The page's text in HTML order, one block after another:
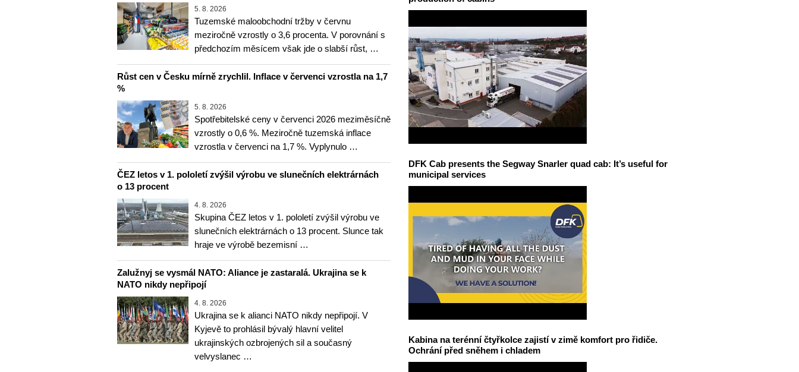
5. 8. 2026
Tuzemské maloobchodní tržby v červnu
meziročně vzrostly o 3,6 procenta. V porovnání s
předchozím měsícem však jde o slabší růst, …
Růst cen v Česku mírně zrychlil. Inflace v červenci vzrostla na 1,7
%
5. 8. 2026
Spotřebitelské ceny v červenci 2026 meziměsíčně
vzrostly o 0,6 %. Meziročně tuzemská inflace
vzrostla v červenci na 1,7 %. Vyplynulo …
ČEZ letos v 1. pololetí zvýšil výrobu ve slunečních elektrárnách
o 13 procent
4. 8. 2026
Skupina ČEZ letos v 1. pololetí zvýšil výrobu ve
slunečních elektrárnách o 13 procent. Slunce tak
hraje ve výrobě bezemisní …
Zalužnyj se vysmál NATO: Aliance je zastaralá. Ukrajina se k
NATO nikdy nepřipojí
4. 8. 2026
Ukrajina se k alianci NATO nikdy nepřipojí. V
Kyjevě to prohlásil bývalý hlavní velitel
ukrajinských ozbrojených sil a současný
velvyslanec …
DFK Cab presents the Segway Snarler quad cab: It’s useful for
municipal services
Kabina na terénní čtyřkolce zajistí v zimě komfort pro řidiče.
Ochrání před sněhem i chladem